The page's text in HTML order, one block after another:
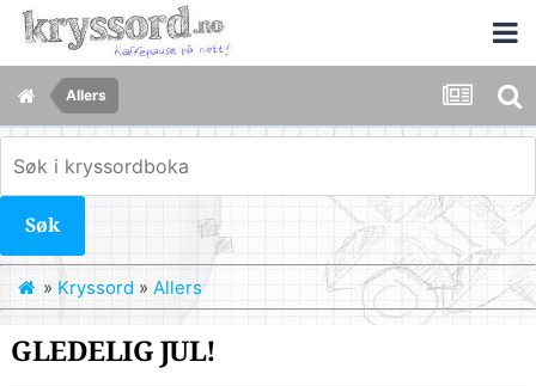
Allers
Søk
» Kryssord » Allers
GLEDELIG JUL!